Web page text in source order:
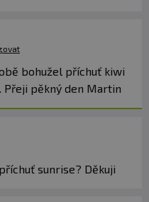
bohužel příchuť kiwi
Přeji pěkný den Martin
sunrise? Děkuji